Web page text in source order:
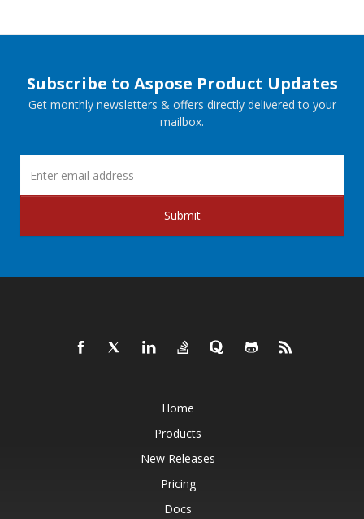
Subscribe to Aspose Product Updates
Get monthly newsletters & offers directly delivered to your
mailbox.
Submit
Home
Products
New Releases
Pricing
Docs